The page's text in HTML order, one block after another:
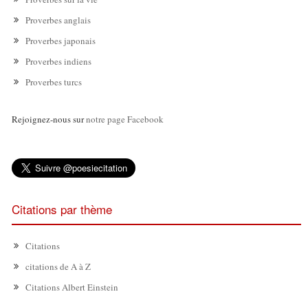
Proverbes anglais
Proverbes japonais
Proverbes indiens
Proverbes turcs
Rejoignez-nous surnotre page Facebook
Citations par thème
Citations
citations de A à Z
Citations Albert Einstein